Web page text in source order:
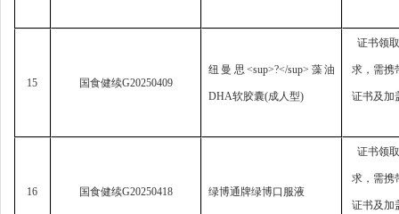
15 国食健续G20250409
纽曼思<sup>?</sup> 藻油
DHA软胶囊(成人型)
证书领
求， 需携
证书及加
16 国食健续G20250418 绿博通牌绿博口服液
证书领
求， 需携
证书及加